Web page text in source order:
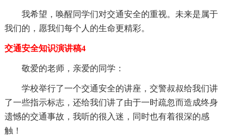
我希望，唤醒同学们对交通安全的重视。未来是属于
我们的，愿我们每个人的生命更精彩。
交通安全知识演讲稿4
敬爱的老师，亲爱的同学：
学校举行了一个交通安全的讲座，交警叔叔给我们讲
了一些指示标志，还给我们讲了由于一时疏忽而造成终身
遗憾的交通事故，我听的很入迷，同时也有着很深的感
触！